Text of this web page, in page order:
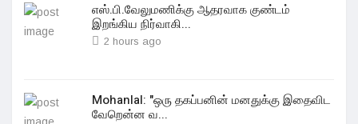
எஸ்.பி.வேலுமணிக்கு ஆதரவாக குண்டம்
இறங்கிய நிர்வாகி...
2 hours ago
Mohanlal: "ஒரு தகப்பனின் மனதுக்கு இதைவிட
வேறென்ன வ...